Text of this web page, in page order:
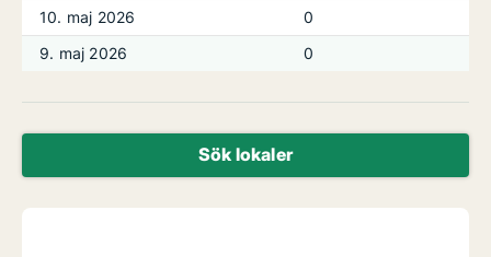
10. maj 2026
0
9. maj 2026
0
Sök lokaler